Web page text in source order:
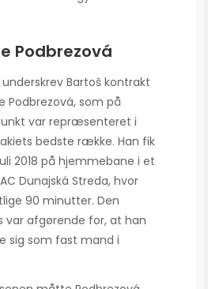
Podbrezová
Bartoš kontrakt
Podbrezová, som på
var repræsenteret i
bedste række. Han fik
2018 på hjemmebane i et
Dunajská Streda, hvor
90 minutter. Den
var afgørende for, at han
sig som fast mand i